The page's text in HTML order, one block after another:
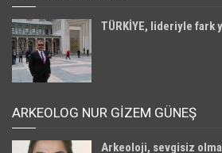
TÜRKİYE, lideriyle fark
ARKEOLOG NUR GİZEM GÜNEŞ
Arkeoloji, sevgisiz